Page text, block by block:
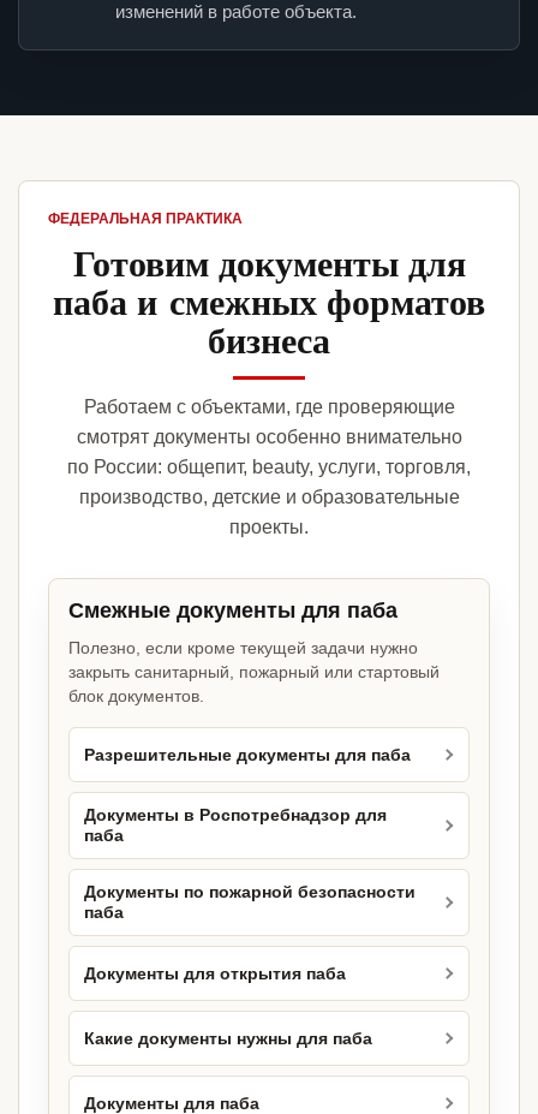
изменений в работе объекта.
ФЕДЕРАЛЬНАЯ ПРАКТИКА
Готовим документы для
паба и смежных форматов
бизнеса
Работаем с объектами, где проверяющие
смотрят документы особенно внимательно
по России: общепит, beauty, услуги, торговля,
производство, детские и образовательные
проекты.
Смежные документы для паба
Полезно, если кроме текущей задачи нужно
закрыть санитарный, пожарный или стартовый
блок документов.
Разрешительные документы для паба
Документы в Роспотребнадзор для
паба
Документы по пожарной безопасности
паба
Документы для открытия паба
Какие документы нужны для паба
Документы для паба